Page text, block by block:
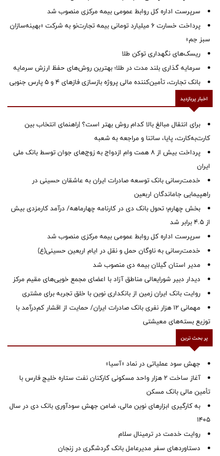
سرپرست اداره كل روابط عمومی بیمه مركزی منصوب شد
پرداخت خسارت ۶ میلیارد تومانی بیمه تجارت‌نو به شرکت «بهینه‌سازان
سبز جم»
ریسک‌های نگهداری توکن طلا
سرمایه گذاری بلند مدت در طلا؛ بهترین روش‌های حفظ ارزش سرمایه
بانک تجارت، تأمین‌کننده مالی پروژه بازسازی فازهای ۴ و ۵ پارس جنوبی
اخبار پربازدید
برای انتقال مبالغ بالا کدام روش بهتر است؟ |راهنمای انتخاب بین
کارت‌به‌کارت، پایا، ساتنا و مراجعه به شعبه
پرداخت بیش از ۸ همت وام ازدواج به زوج‌های جوان توسط بانک ملی
ایران
خدمت‌رسانی بانک توسعه صادرات ایران به عاشقان حسینی در
راهپیمایی جاماندگان اربعین
بخش چهارم؛ تحول بانک دی در کارنامه چهارماهه/ درآمد کارمزدی بیش
از ۴.۵ برابر شد
سرپرست اداره کل روابط عمومی بیمه مرکزی منصوب شد
خدمت‌رسانی به ناوگان حمل و نقل در ایام اربعین حسینی(ع)
‌مدیر استان گیلان بیمه دی منصوب شد
دیدار دبیر شورایعالی مناطق آزاد با اعضای مجمع خویی‌های مقیم مرکز
روایت بانک ایران زمین از بانکداری نوین با خلق تجربه برای مشتری
مهمانی ۱۲ هزار نفری بانک صادرات ایران/ حمایت از اقشار کم‌درآمد با
توزیع بسته‌های معیشتی
پر بحث ترین
جهش سود عملیاتی در نماد «آسیا»
آغاز ساخت ۲ هزار واحد مسکونی کارکنان نفت ستاره خلیج فارس با
تأمین مالی بانک مسکن
به کارگیری ابزارهای نوین مالی، ضامن جهش سودآوری بانک دی در سال
1405
روایت خدمت در ترمینال سلام
دستاوردهای سفر مدیرعامل بانک گردشگری در زنجان